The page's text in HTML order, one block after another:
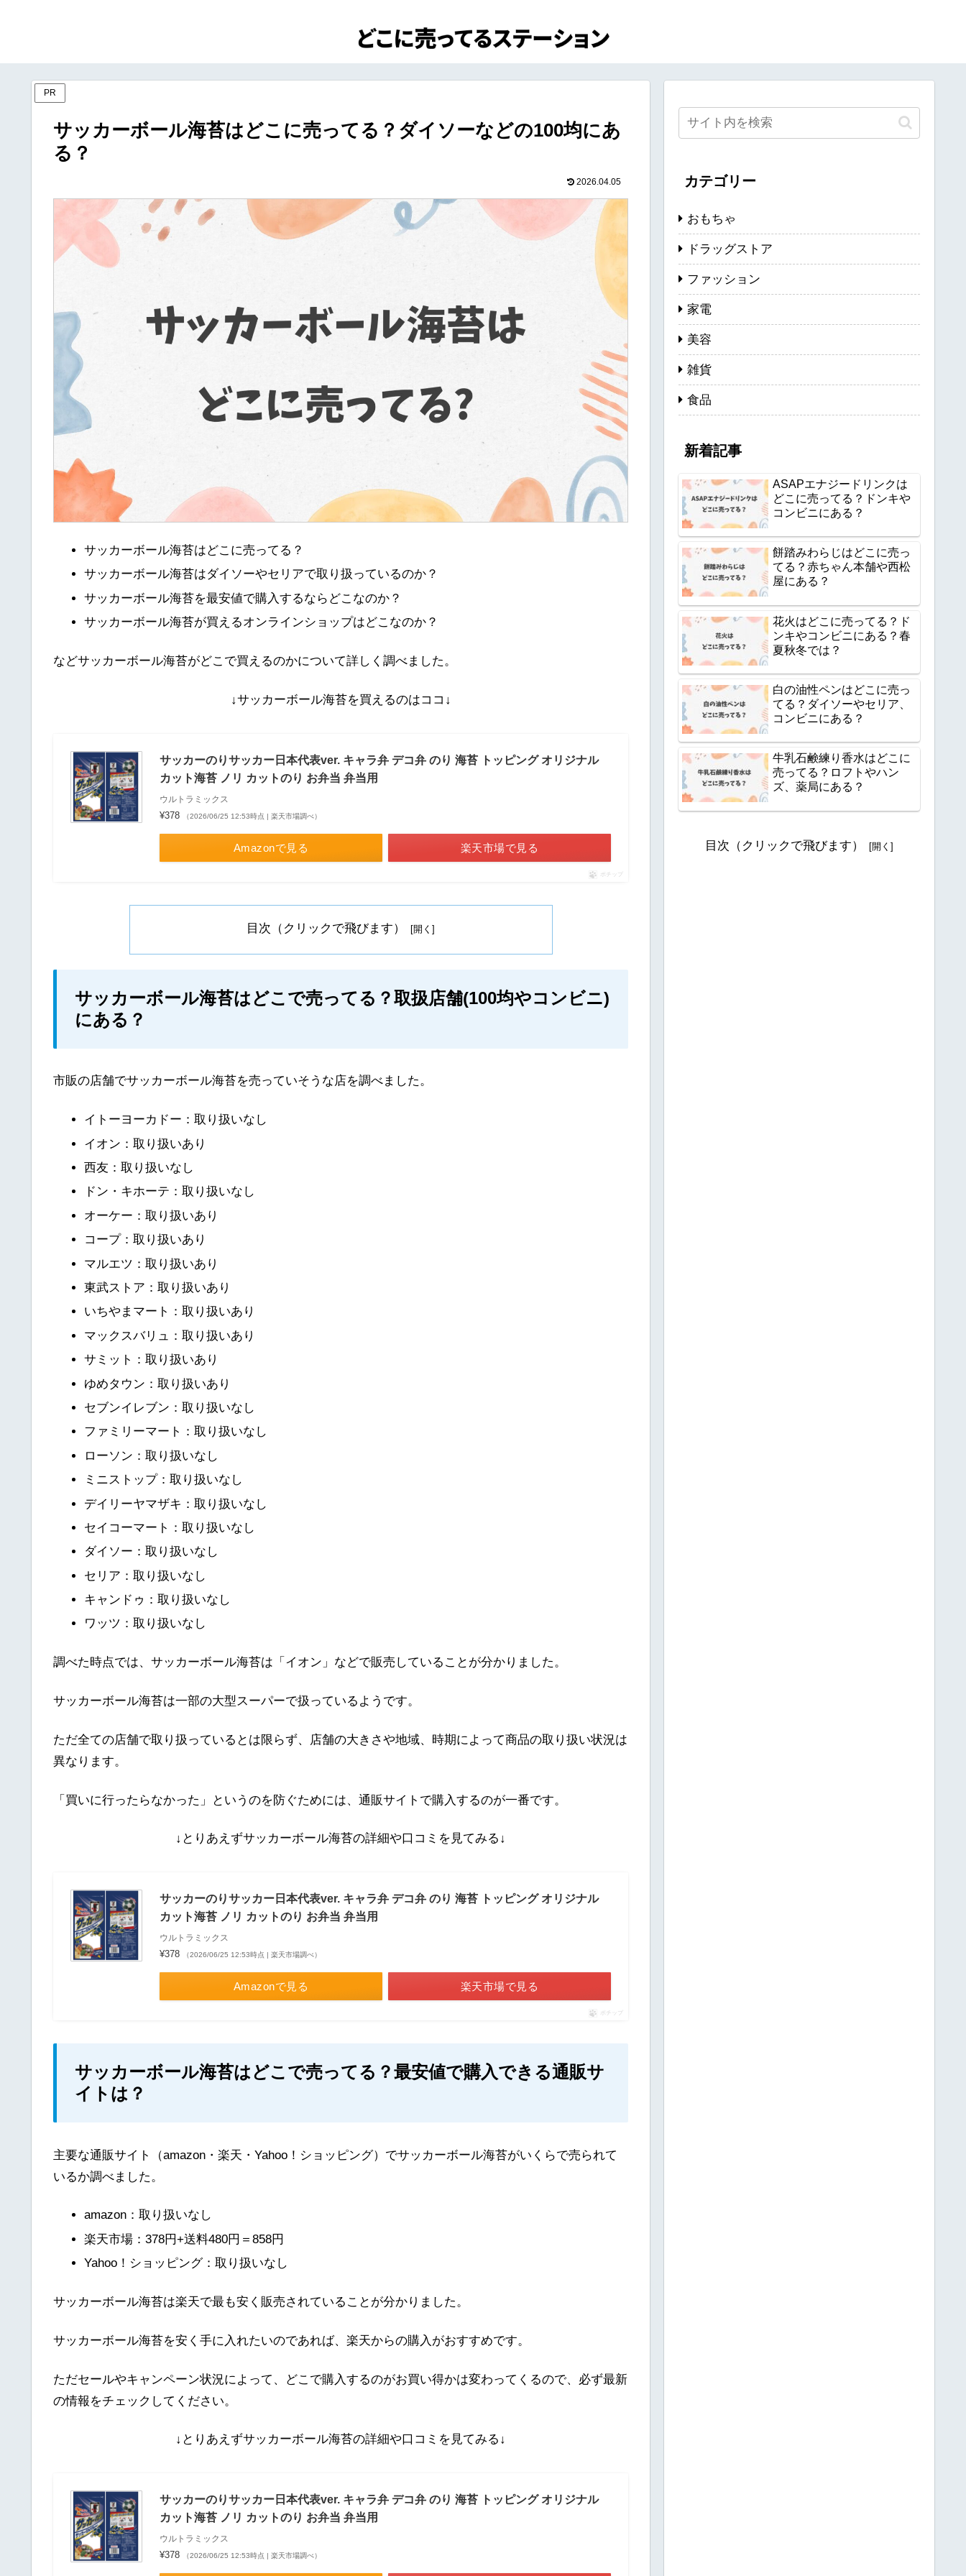
PR
サッカーボール海苔はどこに売ってる？ダイソーなどの100均にあ
る？
2026.04.05
サッカーボール海苔はどこに売ってる？
サッカーボール海苔はダイソーやセリアで取り扱っているのか？
サッカーボール海苔を最安値で購入するならどこなのか？
サッカーボール海苔が買えるオンラインショップはどこなのか？
などサッカーボール海苔がどこで買えるのかについて詳しく調べました。
↓サッカーボール海苔を買えるのはココ↓
サッカーのりサッカー日本代表ver. キャラ弁 デコ弁 のり 海苔 トッピング オリジナル
カット海苔 ノリ カットのり お弁当 弁当用
ウルトラミックス
¥378 （2026/06/25 12:53時点 | 楽天市場調べ）
Amazonで見る 楽天市場で見る
ポチップ
目次（クリックで飛びます）
サッカーボール海苔はどこで売ってる？取扱店舗(100均やコンビニ)
にある？
市販の店舗でサッカーボール海苔を売っていそうな店を調べました。
イトーヨーカドー：取り扱いなし
イオン：取り扱いあり
西友：取り扱いなし
ドン・キホーテ：取り扱いなし
オーケー：取り扱いあり
コープ：取り扱いあり
マルエツ：取り扱いあり
東武ストア：取り扱いあり
いちやまマート：取り扱いあり
マックスバリュ：取り扱いあり
サミット：取り扱いあり
ゆめタウン：取り扱いあり
セブンイレブン：取り扱いなし
ファミリーマート：取り扱いなし
ローソン：取り扱いなし
ミニストップ：取り扱いなし
デイリーヤマザキ：取り扱いなし
セイコーマート：取り扱いなし
ダイソー：取り扱いなし
セリア：取り扱いなし
キャンドゥ：取り扱いなし
ワッツ：取り扱いなし
調べた時点では、サッカーボール海苔は「イオン」などで販売していることが分かりました。
サッカーボール海苔は一部の大型スーパーで扱っているようです。
ただ全ての店舗で取り扱っているとは限らず、店舗の大きさや地域、時期によって商品の取り扱い状況は
異なります。
「買いに行ったらなかった」というのを防ぐためには、通販サイトで購入するのが一番です。
↓とりあえずサッカーボール海苔の詳細や口コミを見てみる↓
サッカーのりサッカー日本代表ver. キャラ弁 デコ弁 のり 海苔 トッピング オリジナル
カット海苔 ノリ カットのり お弁当 弁当用
ウルトラミックス
¥378 （2026/06/25 12:53時点 | 楽天市場調べ）
Amazonで見る 楽天市場で見る
ポチップ
サッカーボール海苔はどこで売ってる？最安値で購入できる通販サ
イトは？
主要な通販サイト（amazon・楽天・Yahoo！ショッピング）でサッカーボール海苔がいくらで売られて
いるか調べました。
amazon：取り扱いなし
楽天市場：378円+送料480円＝858円
Yahoo！ショッピング：取り扱いなし
サッカーボール海苔は楽天で最も安く販売されていることが分かりました。
サッカーボール海苔を安く手に入れたいのであれば、楽天からの購入がおすすめです。
ただセールやキャンペーン状況によって、どこで購入するのがお買い得かは変わってくるので、必ず最新
の情報をチェックしてください。
↓とりあえずサッカーボール海苔の詳細や口コミを見てみる↓
サッカーのりサッカー日本代表ver. キャラ弁 デコ弁 のり 海苔 トッピング オリジナル
カット海苔 ノリ カットのり お弁当 弁当用
ウルトラミックス
¥378 （2026/06/25 12:53時点 | 楽天市場調べ）
カテゴリー
おもちゃ
ドラッグストア
ファッション
家電
美容
雑貨
食品
新着記事
ASAPエナジードリンクは
どこに売ってる？ドンキや
コンビニにある？
餅踏みわらじはどこに売っ
てる？赤ちゃん本舗や西松
屋にある？
花火はどこに売ってる？ド
ンキやコンビニにある？春
夏秋冬では？
白の油性ペンはどこに売っ
てる？ダイソーやセリア、
コンビニにある？
牛乳石鹸練り香水はどこに
売ってる？ロフトやハン
ズ、薬局にある？
目次（クリックで飛びます）